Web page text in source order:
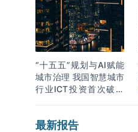
“十五五”规划与AI赋能
城市治理 我国智慧城市
行业ICT投资首次破万
最新报告